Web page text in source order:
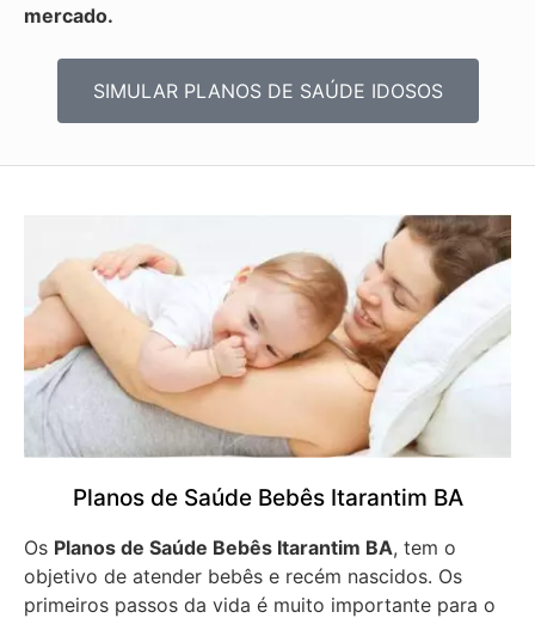
mercado.
SIMULAR PLANOS DE SAÚDE IDOSOS
Planos de Saúde Bebês Itarantim BA
Os Planos de Saúde Bebês Itarantim BA, tem o
objetivo de atender bebês e recém nascidos. Os
primeiros passos da vida é muito importante para o